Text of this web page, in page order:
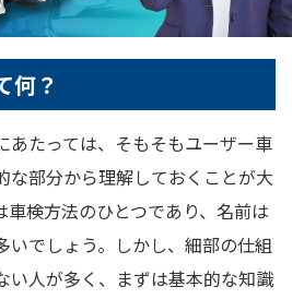
何？
あたっては、そもそもユーザー車
な部分から理解しておくことが大
検方法のひとつであり、名前は
いでしょう。しかし、細部の仕組
い人が多く、まずは基本的な知識